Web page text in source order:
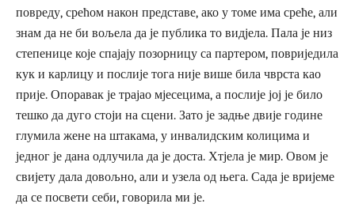
повреду, срећом након представе, ако у томе има среће, али
знам да не би вољела да је публика то видјела. Пала је низ
степенице које спајају позорницу са партером, повриједила
кук и карлицу и послије тога није више била чврста као
прије. Опоравак је трајао мјесецима, а послије јој је било
тешко да дуго стоји на сцени. Зато је задње двије године
глумила жене на штакама, у инвалидским колицима и
једног је дана одлучила да је доста. Хтјела је мир. Овом је
свијету дала довољно, али и узела од њега. Сада је вријеме
да се посвети себи, говорила ми је.